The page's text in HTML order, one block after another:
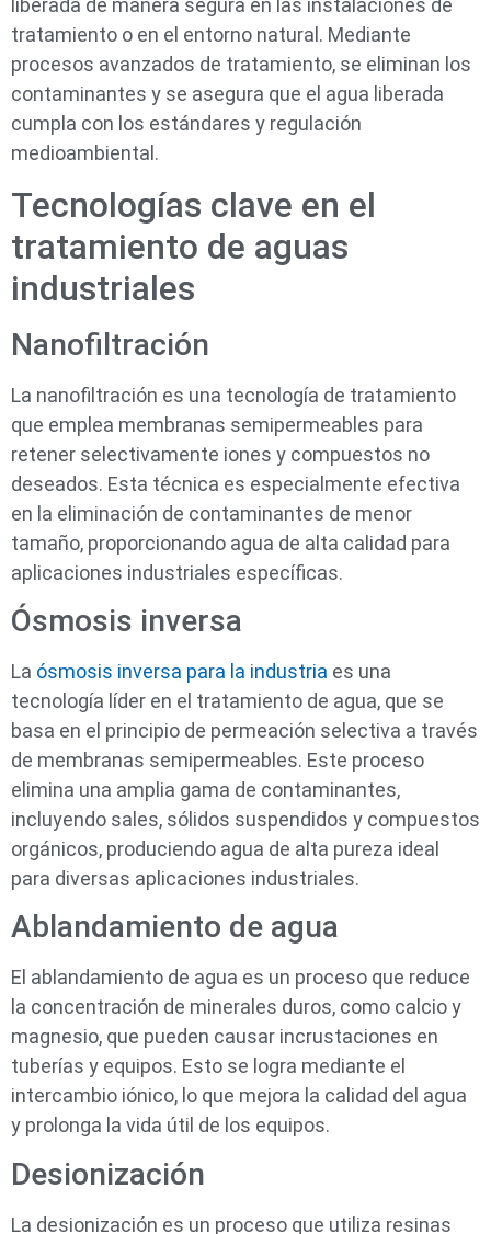
liberada de manera segura en las instalaciones de
tratamiento o en el entorno natural. Mediante
procesos avanzados de tratamiento, se eliminan los
contaminantes y se asegura que el agua liberada
cumpla con los estándares y regulación
medioambiental.
Tecnologías clave en el
tratamiento de aguas
industriales
Nanofiltración
La nanofiltración es una tecnología de tratamiento
que emplea membranas semipermeables para
retener selectivamente iones y compuestos no
deseados. Esta técnica es especialmente efectiva
en la eliminación de contaminantes de menor
tamaño, proporcionando agua de alta calidad para
aplicaciones industriales específicas.
Ósmosis inversa
La ósmosis inversa para la industria es una
tecnología líder en el tratamiento de agua, que se
basa en el principio de permeación selectiva a través
de membranas semipermeables. Este proceso
elimina una amplia gama de contaminantes,
incluyendo sales, sólidos suspendidos y compuestos
orgánicos, produciendo agua de alta pureza ideal
para diversas aplicaciones industriales.
Ablandamiento de agua
El ablandamiento de agua es un proceso que reduce
la concentración de minerales duros, como calcio y
magnesio, que pueden causar incrustaciones en
tuberías y equipos. Esto se logra mediante el
intercambio iónico, lo que mejora la calidad del agua
y prolonga la vida útil de los equipos.
Desionización
La desionización es un proceso que utiliza resinas